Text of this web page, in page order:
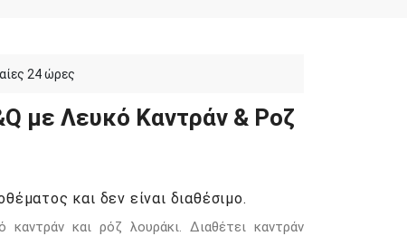
24 ώρες
με Λευκό Καντράν & Ροζ
και δεν είναι διαθέσιμο.
καντράν και ρόζ λουράκι. Διαθέτει καντράν